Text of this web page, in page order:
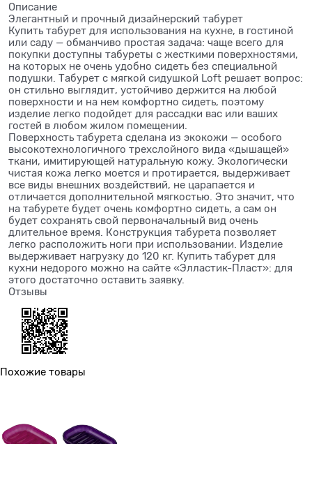
Описание
Элегантный и прочный дизайнерский табурет
Купить табурет для использования на кухне, в гостиной
или саду — обманчиво простая задача: чаще всего для
покупки доступны табуреты с жесткими поверхностями,
на которых не очень удобно сидеть без специальной
подушки. Табурет с мягкой сидушкой Loft решает вопрос:
он стильно выглядит, устойчиво держится на любой
поверхности и на нем комфортно сидеть, поэтому
изделие легко подойдет для рассадки вас или ваших
гостей в любом жилом помещении.
Поверхность табурета сделана из экокожи — особого
высокотехнологичного трехслойного вида «дышащей»
ткани, имитирующей натуральную кожу. Экологически
чистая кожа легко моется и протирается, выдерживает
все виды внешних воздействий, не царапается и
отличается дополнительной мягкостью. Это значит, что
на табурете будет очень комфортно сидеть, а сам он
будет сохранять свой первоначальный вид очень
длительное время. Конструкция табурета позволяет
легко расположить ноги при использовании. Изделие
выдерживает нагрузку до 120 кг. Купить табурет для
кухни недорого можно на сайте «Элластик-Пласт»: для
этого достаточно оставить заявку.
Отзывы
Похожие товары